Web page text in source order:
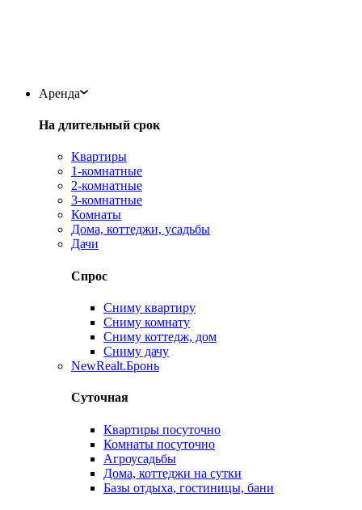
Аренда
На длительный срок
Квартиры
1-комнатные
2-комнатные
3-комнатные
Комнаты
Дома, коттеджи, усадьбы
Дачи
Спрос
Сниму квартиру
Сниму комнату
Сниму коттедж, дом
Сниму дачу
NewRealt.Бронь
Суточная
Квартиры посуточно
Комнаты посуточно
Агроусадьбы
Дома, коттеджи на сутки
Базы отдыха, гостиницы, бани